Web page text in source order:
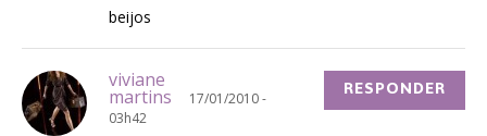
beijos
viviane
martins
17/01/2010 -
03h42
RESPONDER